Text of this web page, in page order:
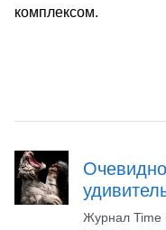
комплексом.
Журнал Time